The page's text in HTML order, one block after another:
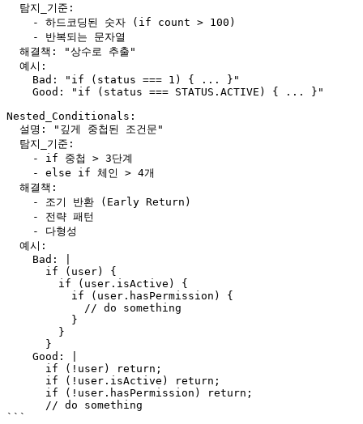
  탐지_기준:
    - 하드코딩된 숫자 (if count > 100)
    - 반복되는 문자열
  해결책: "상수로 추출"
  예시:
    Bad: "if (status === 1) { ... }"
    Good: "if (status === STATUS.ACTIVE) { ... }"
Nested_Conditionals:
  설명: "깊게 중첩된 조건문"
  탐지_기준:
    - if 중첩 > 3단계
    - else if 체인 > 4개
  해결책:
    - 조기 반환 (Early Return)
    - 전략 패턴
    - 다형성
  예시:
    Bad: |
      if (user) {
        if (user.isActive) {
          if (user.hasPermission) {
            // do something
          }
        }
      }
    Good: |
      if (!user) return;
      if (!user.isActive) return;
      if (!user.hasPermission) return;
      // do something
```